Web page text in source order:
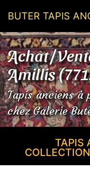
BUTER TAPIS
Achat /
Amillis
Tapis anciens à
chez Galerie
TAPIS